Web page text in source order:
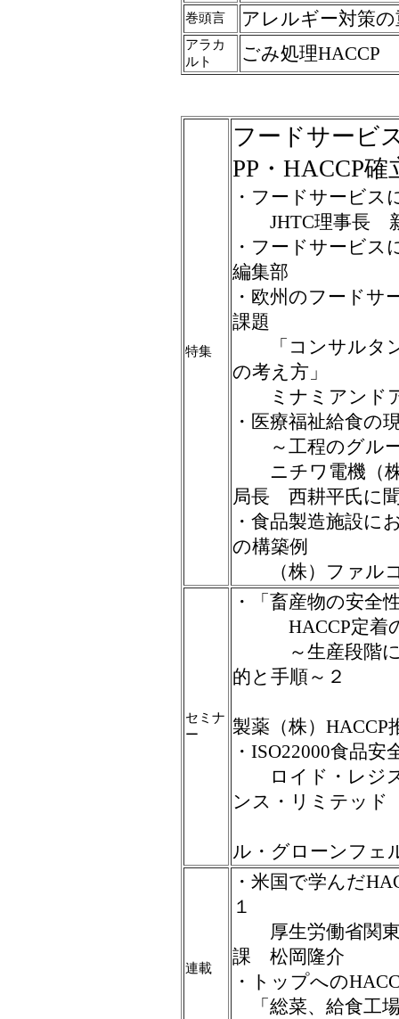
巻頭言 アレルギー対策
アラカ
ルト
ごみ処理HACCP
特集
フードサービ
PP・HACCP
・フードサービス
JHTC理事長 新
・フードサービ
編集部
・欧州のフードサ
課題
「コンサルタン
の考え方」
ミナミアンド
・医療福祉給食の
～工程のグルー
ニチワ電機（株
局長 西耕平氏に
・食品製造施設に
の構築例
（株）ファル
セミナ
ー
・「畜産物の安全
HACCP定着の
～生産段階にお
的と手順～２
製薬（株）HACCP
・ISO22000食品
ロイド・レジス
ンス・リミテッド
ル・グローンフェ
連載
・米国で学んだ
１
厚生労働省関東
課 松岡隆介
・トップへの
「総菜、給食工